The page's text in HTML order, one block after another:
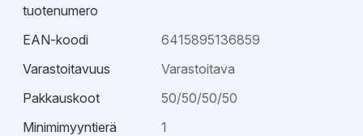
tuotenumero
EAN-koodi
6415895136859
Varastoitavuus
Varastoitava
Pakkauskoot
50/50/50/50
Minimimyyntierä
1